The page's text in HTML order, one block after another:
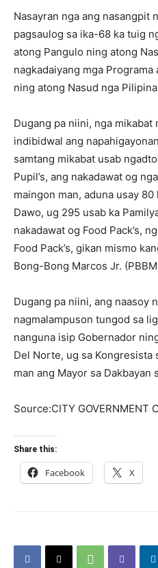
Nasayran nga ang nasangpit
pagsaulog sa ika-68 ka tuig
atong Pangulo ning atong
nagkadaiyang mga
ning atong Nasud nga
Dugang pa niini, nga mikabat
indibidwal ang
samtang mikabat usab
Pupil’s, ang nakadawat og
maingon man, aduna usay 80
Dawo, ug 295 usab ka
nakadawat og Food Pack’s,
Food Pack’s, gikan mismo
Bong-Bong Marcos Jr.
Dugang pa niini, ang naasoy
nagmalampuson tungod sa
nanguna isip Gobernador
Del Norte, ug sa Kongresista
man ang Mayor sa Dakbayan
Source:CITY GOVERNMENT
Share this:
Facebook X